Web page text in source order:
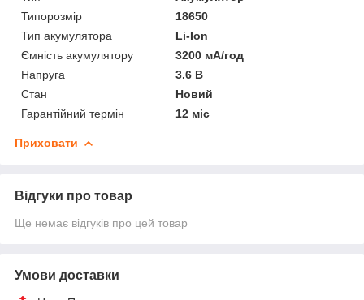
Типорозмір
18650
Тип акумулятора
Li-Ion
Ємність акумулятору
3200 мА/год
Напруга
3.6 В
Стан
Новий
Гарантійний термін
12 міс
Приховати
Відгуки про товар
Ще немає відгуків про цей товар
Умови доставки